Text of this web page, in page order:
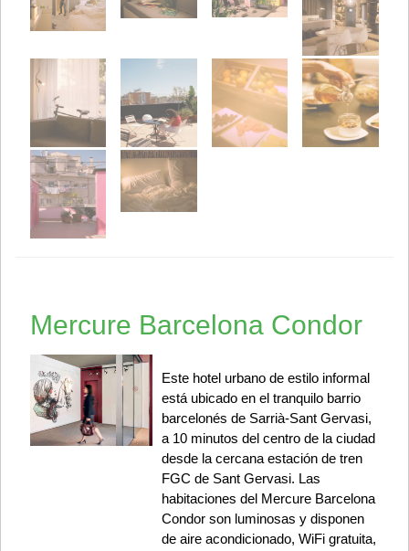
Mercure Barcelona Condor
Este hotel urbano de estilo informal
está ubicado en el tranquilo barrio
barcelonés de Sarrià-Sant Gervasi, ​​
a 10 minutos del centro de la ciudad
desde la cercana estación de tren
FGC de Sant Gervasi. Las
habitaciones del Mercure Barcelona
Condor son luminosas y disponen
de aire acondicionado, WiFi gratuita,